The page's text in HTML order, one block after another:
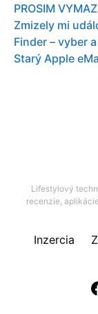
PROSIM
Zmizely mi
Finder – vyber
Starý Apple
Lifestylový
recenzie,
Inzercia